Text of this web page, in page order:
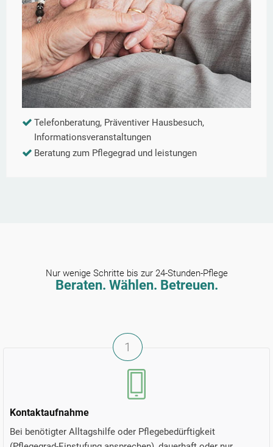
Telefonberatung, Präventiver Hausbesuch,
Informationsveranstaltungen
Beratung zum Pflegegrad und leistungen
Nur wenige Schritte bis zur 24-Stunden-Pflege
Beraten. Wählen. Betreuen.
Kontaktaufnahme
Bei benötigter Alltagshilfe oder Pflegebedürftigkeit
1